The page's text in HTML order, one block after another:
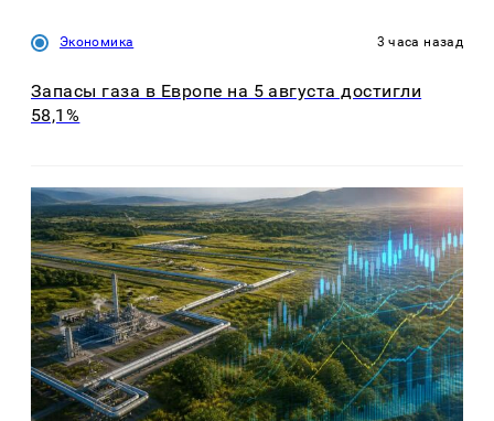
Экономика 3 часа назад
Запасы газа в Европе на 5 августа достигли
58,1%